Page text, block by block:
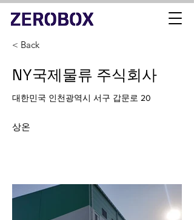
< Back
NY국제물류 주식회사
대한민국 인천광역시 서구 갑문로 20
상온